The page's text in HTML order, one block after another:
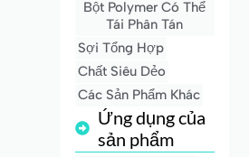
Bột Polymer Có Thể
Tái Phân Tán
Sợi Tổng Hợp
Chất Siêu Dẻo
Các Sản Phẩm Khác
Ứng dụng của
sản phẩm